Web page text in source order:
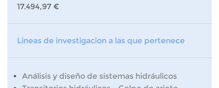
17.494,97 €
Lineas de investigacion a las que pertenece
Análisis y diseño de sistemas hidráulicos